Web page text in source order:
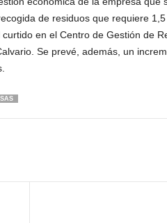
de residuos que requiere
en el Centro de Gestión de
Se prevé, además, un